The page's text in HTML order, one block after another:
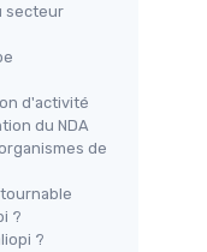
secteur
d'activité
du NDA
de
?
?